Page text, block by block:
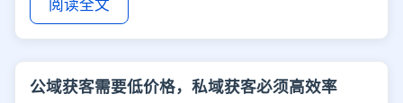
阅读全文
公域获客需要低价格，私域获客必须高效率